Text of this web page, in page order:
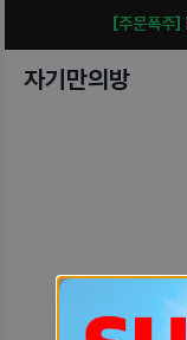
[주문폭주]
자기만의방